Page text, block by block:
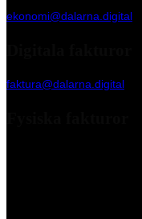
ekonomi@dalarna.digital
faktura@dalarna.digital